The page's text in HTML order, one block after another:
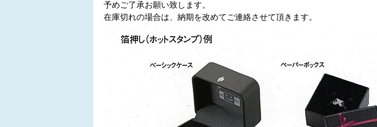
予めご了承お願い致します。
在庫切れの場合は、納期を改めてご連絡させて頂きます。